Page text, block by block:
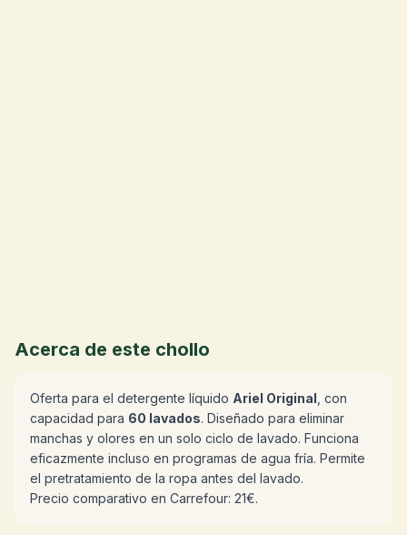
Acerca de este chollo
Oferta para el detergente líquido Ariel Original , con
capacidad para 60 lavados. Diseñado para eliminar
manchas y olores en un solo ciclo de lavado. Funciona
eficazmente incluso en programas de agua fría. Permite
el pretratamiento de la ropa antes del lavado.
Precio comparativo en Carrefour: 21€.